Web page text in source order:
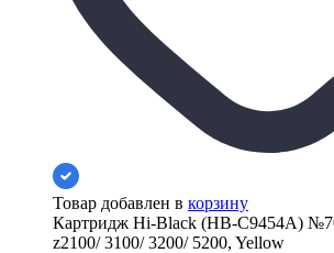
Товар добавлен в корзину
Картридж Hi-Black (HB-C9454A)
z2100/ 3100/ 3200/ 5200, Yellow